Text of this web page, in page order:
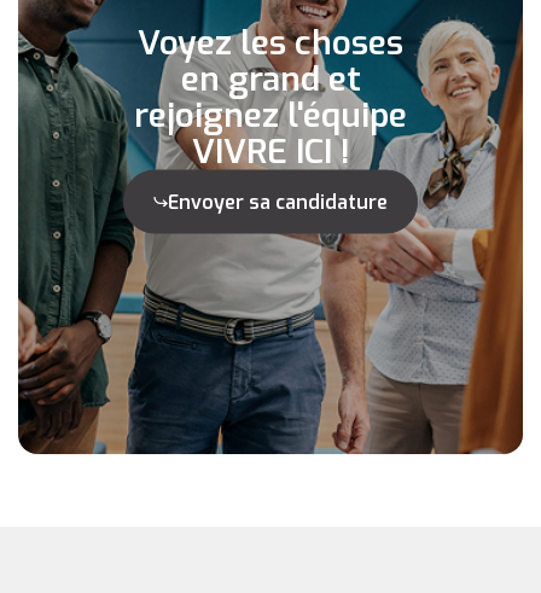
Voyez les choses
en grand et
rejoignez l'équipe
VIVRE ICI !
Envoyer sa candidature